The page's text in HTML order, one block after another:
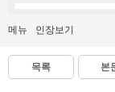
메뉴 인장보기
목록 본